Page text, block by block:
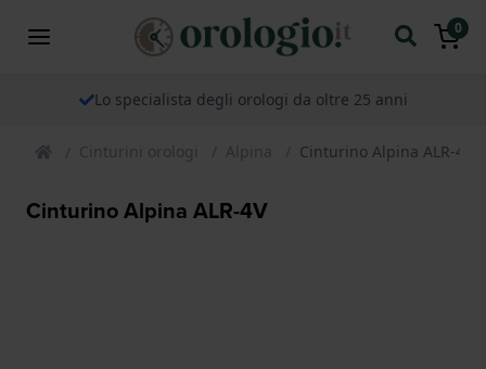
0
Lo specialista degli orologi da oltre 25 anni
Cinturini orologi Alpina Cinturino Alpina ALR-4V
Cinturino Alpina ALR-4V